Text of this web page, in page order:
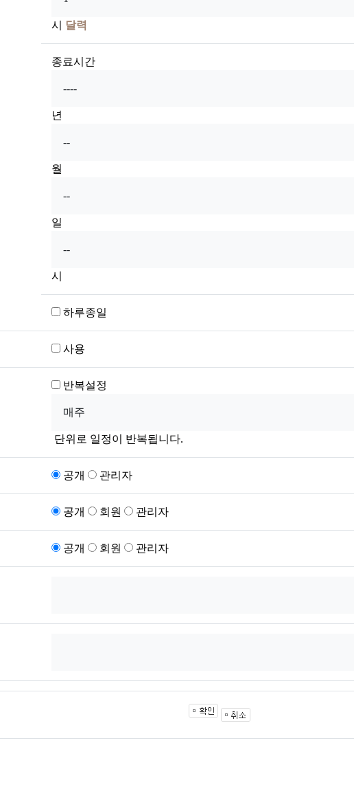
시 달력
종료시간
년
월
일
시
하루종일
사용
반복설정
단위로 일정이 반복됩니다.
공개 관리자
공개 회원 관리자
공개 회원 관리자